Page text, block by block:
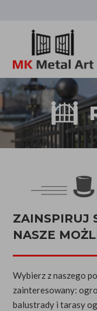
OFERTA
TARASY
BAZA WIEDZY
KONTAKT
ZAINSPIRUJ
NASZE
Wybierz z naszego
zainteresowany:
balustrady i tarasy